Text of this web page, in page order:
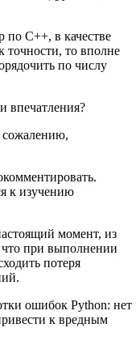
C++, в качестве
точности, то вполне
по числу
к изучению
момент, из
что при выполнении
потеря
ошибок Python: нет
к вредным